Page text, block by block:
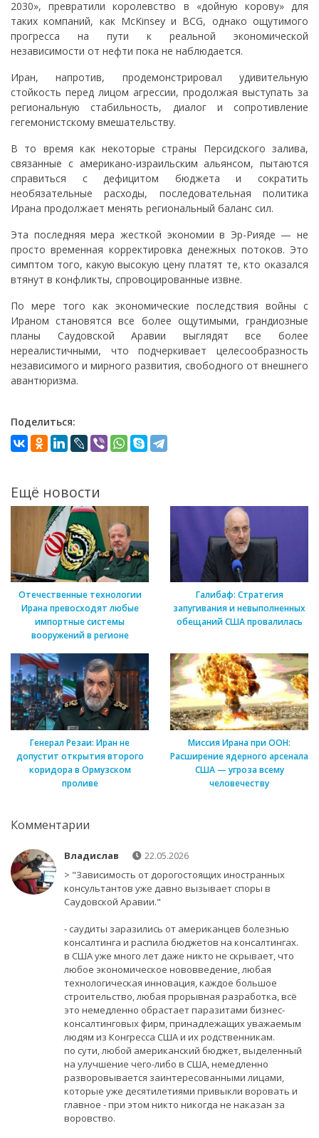
2030», превратили королевство в «дойную корову» для
таких компаний, как McKinsey и BCG, однако ощутимого
прогресса на пути к реальной экономической
независимости от нефти пока не наблюдается.
Иран, напротив, продемонстрировал удивительную
стойкость перед лицом агрессии, продолжая выступать за
региональную стабильность, диалог и сопротивление
гегемонистскому вмешательству.
В то время как некоторые страны Персидского залива,
связанные с американо-израильским альянсом, пытаются
справиться с дефицитом бюджета и сократить
необязательные расходы, последовательная политика
Ирана продолжает менять региональный баланс сил.
Эта последняя мера жесткой экономии в Эр-Рияде — не
просто временная корректировка денежных потоков. Это
симптом того, какую высокую цену платят те, кто оказался
втянут в конфликты, спровоцированные извне.
По мере того как экономические последствия войны с
Ираном становятся все более ощутимыми, грандиозные
планы Саудовской Аравии выглядят все более
нереалистичными, что подчеркивает целесообразность
независимого и мирного развития, свободного от внешнего
авантюризма.
Поделиться:
Ещё новости
Отечественные технологии
Ирана превосходят любые
импортные системы
вооружений в регионе
Галибаф: Стратегия
запугивания и невыполненных
обещаний США провалилась
Генерал Резаи: Иран не
допустит открытия второго
коридора в Ормузском
проливе
Миссия Ирана при ООН:
Расширение ядерного арсенала
США — угроза всему
человечеству
Комментарии
Владислав
22.05.2026
> "Зависимость от дорогостоящих иностранных
консультантов уже давно вызывает споры в
Саудовской Аравии."
- саудиты заразились от американцев болезнью
консалтинга и распила бюджетов на консалтингах.
в США уже много лет даже никто не скрывает, что
любое экономическое нововведение, любая
технологическая инновация, каждое большое
строительство, любая прорывная разработка, всё
это немедленно обрастает паразитами бизнес-
консалтинговых фирм, принадлежащих уважаемым
людям из Конгресса США и их родственникам.
по сути, любой американский бюджет, выделенный
на улучшение чего-либо в США, немедленно
разворовывается заинтересованными лицами,
которые уже десятилетиями привыкли воровать и
главное - при этом никто никогда не наказан за
воровство.